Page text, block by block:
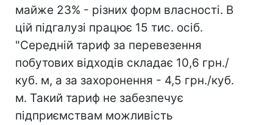
майже 23% - різних форм власності. В
цій підгалузі працює 15 тис. осіб.
"Середній тариф за перевезення
побутових відходів складає 10,6 грн./
куб. м, а за захоронення - 4,5 грн./куб.
м. Такий тариф не забезпечує
підприємствам можливість